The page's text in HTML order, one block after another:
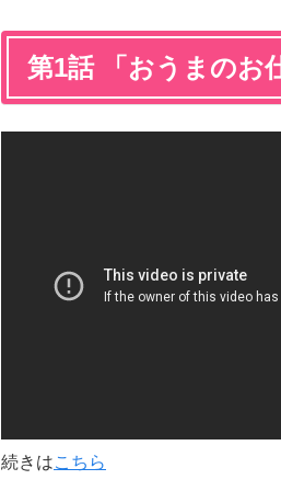
第1話 「おうまのお
続きはこちら